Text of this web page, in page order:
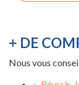
+ DE
Nous vous